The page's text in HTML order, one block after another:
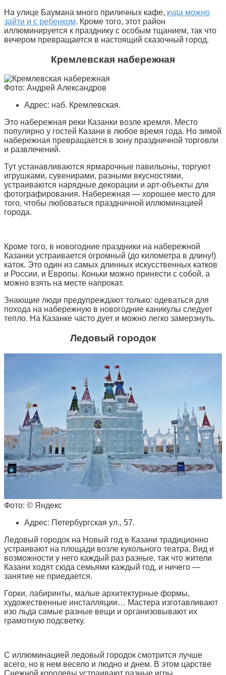
На улице Баумана много приличных кафе, куда можно
зайти и с ребенком. Кроме того, этот район
иллюминируется к празднику с особым тщанием, так что
вечером превращается в настоящий сказочный город.
Кремлевская набережная
Фото: Андрей Александров
Адрес: наб. Кремлевская.
Это набережная реки Казанки возле кремля. Место
популярно у гостей Казани в любое время года. Но зимой
набережная превращается в зону праздничной торговли
и развлечений.
Тут устанавливаются ярмарочные павильоны, торгуют
игрушками, сувенирами, разными вкусностями,
устраиваются нарядные декорации и арт-объекты для
фотографирования. Набережная — хорошее место для
того, чтобы любоваться праздничной иллюминацией
города.
Кроме того, в новогодние праздники на набережной
Казанки устраивается огромный (до километра в длину!)
каток. Это один из самых длинных искусственных катков
и России, и Европы. Коньки можно принести с собой, а
можно взять на месте напрокат.
Знающие люди предупреждают только: одеваться для
похода на набережную в новогодние каникулы следует
тепло. На Казанке часто дует и можно легко замерзнуть.
Ледовый городок
Фото: © Яндекс
Адрес: Петербургская ул., 57.
Ледовый городок на Новый год в Казани традиционно
устраивают на площади возле кукольного театра. Вид и
возможности у него каждый раз разные, так что жители
Казани ходят сюда семьями каждый год, и ничего —
занятие не приедается.
Горки, лабиринты, малые архитектурные формы,
художественные инсталляции… Мастера изготавливают
изо льда самые разные вещи и организовывают их
грамотную подсветку.
С иллюминацией ледовый городок смотрится лучше
всего, но в нем весело и людно и днем. В этом царстве
Снежной королевы устраивают разные игры,